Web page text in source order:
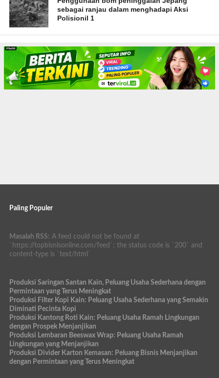
sebagai ranjau dalam menghadapi Aksi
Polisionil 1
Paling Populer
Masalah RSS: A feed could not be found at
`https://topbisnisonline.com/feed`; the status code is `200` and
content-type is `text/html`
Produksi Saringan Santan Kain, Peluang Usaha Sederhana dengan
Permintaan yang Terus Meningkat
Produksi Filter Kopi Kain: Peluang Usaha Sederhana yang Semakin
Diminati Pecinta Kopi
Produksi Kantong Roti Kain: Peluang Usaha Ramah Lingkungan
dengan Prospek Menjanjikan
Produksi Lembaran Beeswax Wrap: Peluang Usaha Ramah
Lingkungan yang Menjanjikan
Produksi Divider Karton Kemasan: Peluang Bisnis Menjanjikan
dengan Permintaan yang Terus Meningkat